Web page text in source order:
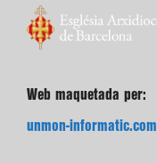
Web maquetada per:
unmon-informatic.com